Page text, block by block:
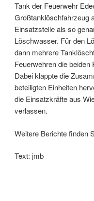
Tank der Feuerwehr
Großtanklöschfahrzeug
Einsatzstelle als so
Löschwasser. Für den
dann mehrere
Feuerwehren die
Dabei klappte die
beteiligten Einheiten
die Einsatzkräfte aus
verlassen.
Weitere Berichte finden
Text: jmb